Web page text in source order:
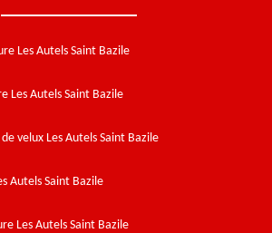
Les Autels Saint Bazile
Les Autels Saint Bazile
velux Les Autels Saint Bazile
Autels Saint Bazile
Les Autels Saint Bazile